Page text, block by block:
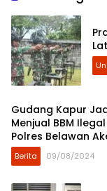
Gudang Kapur
Menjual BBM
Polres Belawan
Berita 09/08/2024